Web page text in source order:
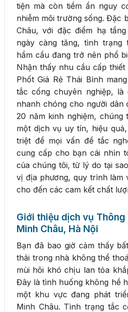
tiện mà còn tiềm ẩn nguy
nhiễm môi trường sống. Đặc
Châu, với đặc điểm hạ
ngày càng tăng, tình trạng
hầm cầu đang trở nên phổ
Nhận thấy nhu cầu cấp
Phốt Giá Rẻ Thái Bình
tắc cống chuyên nghiệp,
nhanh chóng cho người dân
20 năm kinh nghiệm, chúng
một dịch vụ uy tín, hiệu
triệt để mọi vấn đề tắc
cung cấp cho bạn cái nhìn
của chúng tôi, từ lý do tại
vị địa phương, quy trình làm
cho đến các cam kết chất
Giới thiệu dịch vụ Thông
Minh Châu, Hà Nội
Bạn đã bao giờ cảm thấy
thải trong nhà không thể
mùi hôi khó chịu lan tỏa
Đây là tình huống không hề
một khu vực đang phát
Minh Châu. Tình trạng tắc